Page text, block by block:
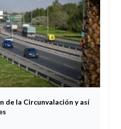
de la Circunvalación y así